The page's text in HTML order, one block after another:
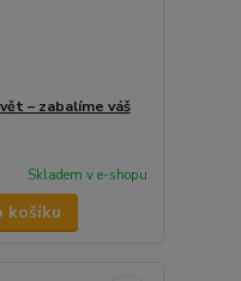
– zabalíme váš
Skladem v e-shopu
košíku